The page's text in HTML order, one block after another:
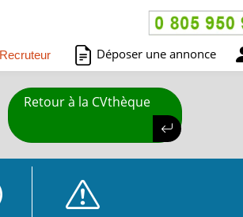
Recruteur Déposer une annonce
Retour à la CVthèque